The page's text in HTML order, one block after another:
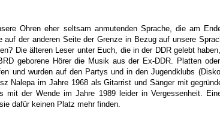
Ohren eher seltsam anmutenden Sprache, die am
auf der anderen Seite der Grenze in Bezug auf unsere
Die älteren Leser unter Euch, die in der DDR gelebt
geborene Hörer die Musik aus der Ex-DDR. Platten
und wurden auf den Partys und in den Jugendklubs
Nalepa im Jahre 1968 als Gitarrist und Sänger mit
mit der Wende im Jahre 1989 leider in Vergessenheit.
dafür keinen Platz mehr finden.